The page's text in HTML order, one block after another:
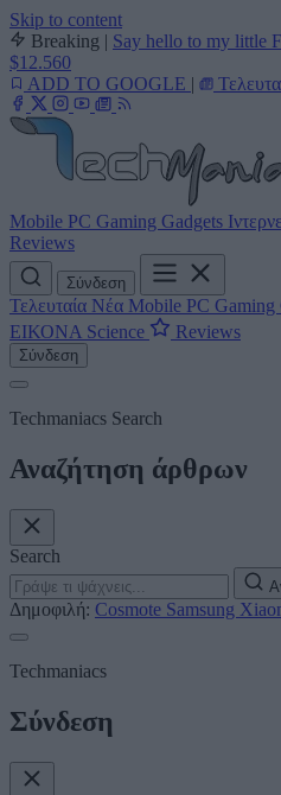
Skip to content
Breaking | Say hello to my little
$12.560
ADD TO GOOGLE |
Mobile PC Gaming Gadgets
Reviews
Σύνδεση
Τελευταία Νέα Mobile PC Gaming
ΕΙΚΟΝΑ Science Reviews
Σύνδεση
Techmaniacs Search
Αναζήτηση άρθρων
Search
Δημοφιλή: Cosmote Samsung
Techmaniacs
Σύνδεση